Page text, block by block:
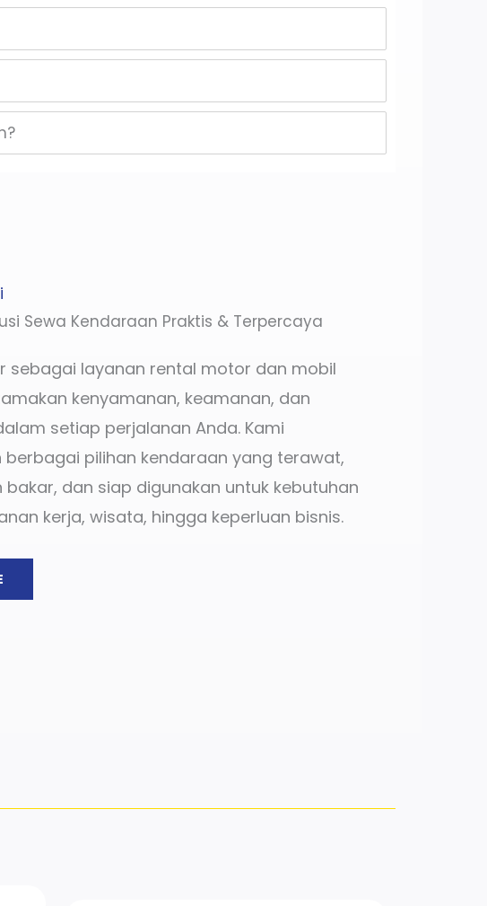
Sewa Kendaraan Praktis & Terpercaya
sebagai layanan rental motor dan mobil
kenyamanan, keamanan, dan
setiap perjalanan Anda. Kami
berbagai pilihan kendaraan yang terawat,
dan siap digunakan untuk kebutuhan
kerja, wisata, hingga keperluan bisnis.